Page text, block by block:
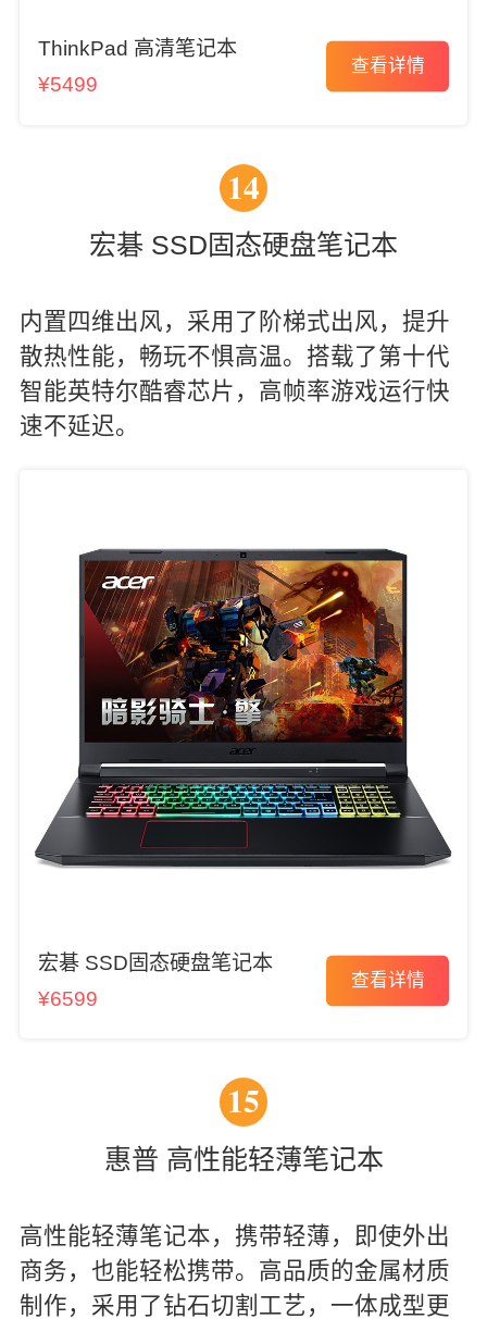
ThinkPad 高清笔记本
¥5499
查看详情
14
宏碁 SSD固态硬盘笔记本
内置四维出风，采用了阶梯式出风，提升
散热性能，畅玩不惧高温。搭载了第十代
智能英特尔酷睿芯片，高帧率游戏运行快
速不延迟。
宏碁 SSD固态硬盘笔记本
¥6599
查看详情
15
惠普 高性能轻薄笔记本
高性能轻薄笔记本，携带轻薄，即使外出
商务，也能轻松携带。高品质的金属材质
制作，采用了钻石切割工艺，一体成型更